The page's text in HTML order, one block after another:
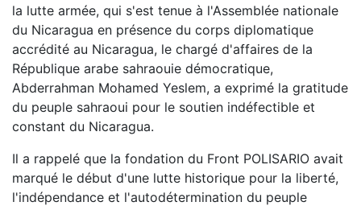
la lutte armée, qui s'est tenue à l'Assemblée nationale
du Nicaragua en présence du corps diplomatique
accrédité au Nicaragua, le chargé d'affaires de la
République arabe sahraouie démocratique,
Abderrahman Mohamed Yeslem, a exprimé la gratitude
du peuple sahraoui pour le soutien indéfectible et
constant du Nicaragua.
Il a rappelé que la fondation du Front POLISARIO avait
marqué le début d'une lutte historique pour la liberté,
l'indépendance et l'autodétermination du peuple